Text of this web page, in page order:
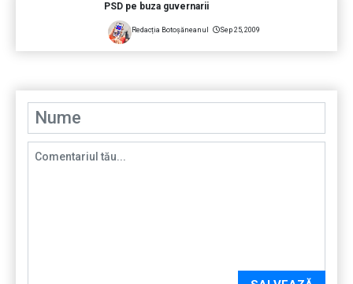
PSD pe buza guvernarii
Redacția Botoșăneanul Sep 25, 2009